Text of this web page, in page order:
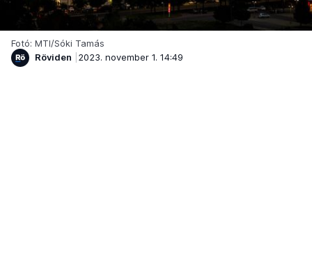
Fotó: MTI/Sóki Tamás
Röviden
2023. november 1. 14:49